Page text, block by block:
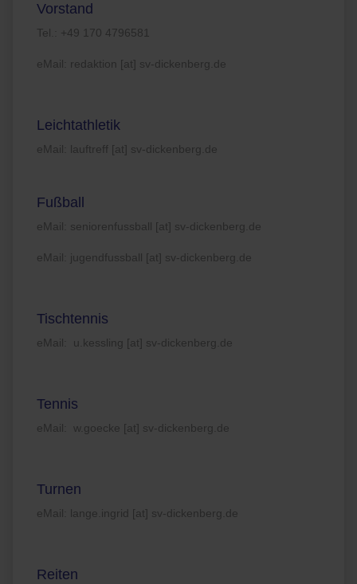
Vorstand
Tel.: +49 170 4796581
eMail: redaktion [at] sv-dickenberg.de
Leichtathletik
eMail: lauftreff [at] sv-dickenberg.de
Fußball
eMail: seniorenfussball [at] sv-dickenberg.de
eMail: jugendfussball [at] sv-dickenberg.de
Tischtennis
eMail: u.kessling [at] sv-dickenberg.de
Tennis
eMail: w.goecke [at] sv-dickenberg.de
Turnen
eMail: lange.ingrid [at] sv-dickenberg.de
Reiten